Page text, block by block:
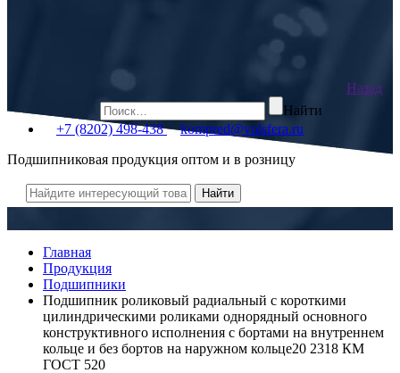
Назад
Найти
+7 (8202) 498-438
kompred@volsfera.ru
Подшипниковая продукция оптом и в розницу
Главная
Продукция
Подшипники
Подшипник роликовый радиальный с короткими
цилиндрическими роликами однорядный основного
конструктивного исполнения с бортами на внутреннем
кольце и без бортов на наружном кольце20 2318 КМ
ГОСТ 520